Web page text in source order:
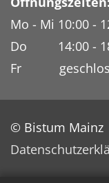
Mo - Mi 10:00 -
Do 14:00 -
Fr
© Bistum Mainz